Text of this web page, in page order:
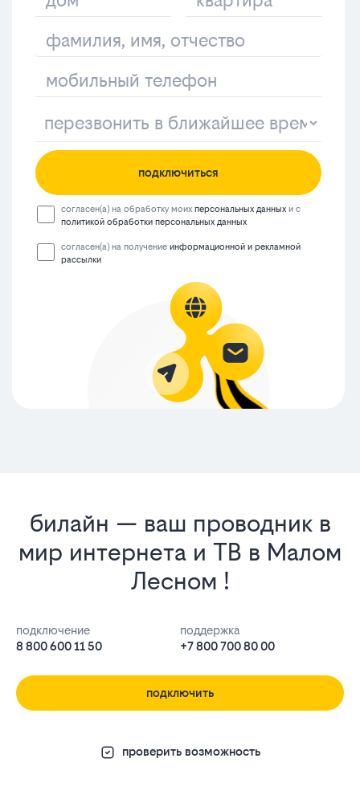
подключиться
согласен(а) на обработку моихперсональных данных и с
политикой обработки персональных данных
согласен(а) на получениеинформационной и рекламной
рассылки
билайн — ваш проводник в
мир интернета и ТВ в Малом
Лесном !
подключение
8 800 600 11 50
поддержка
+7 800 700 80 00
подключить
проверить возможность